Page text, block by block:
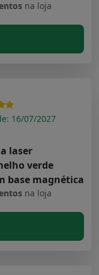
na loja
16/07/2027
laser
verde
base magnética
na loja